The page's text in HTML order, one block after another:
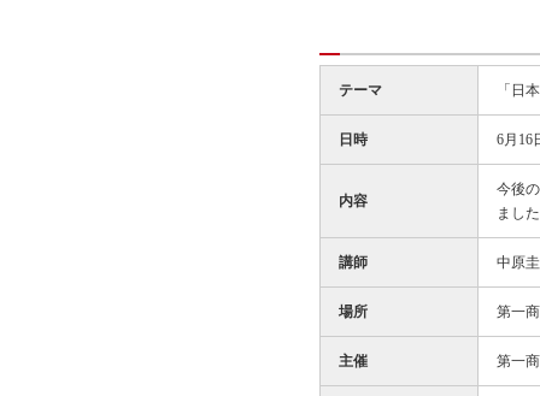
テーマ 「日
日時 6月16
内容
今後
まし
講師 中原
場所 第一
主催 第一